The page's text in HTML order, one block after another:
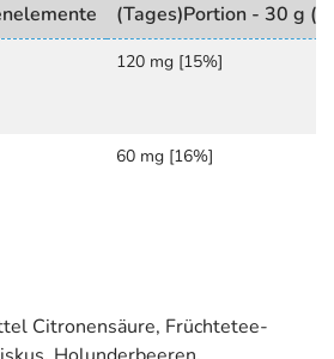
(Tages)Portion - 30 g
120 mg [15%]
60 mg [16%]
Citronensäure, Früchtetee-